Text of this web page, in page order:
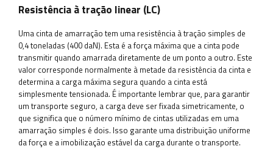
Resistência à tração linear (LC)
Uma cinta de amarração tem uma resistência à tração simples de
0,4 toneladas (400 daN). Esta é a força máxima que a cinta pode
transmitir quando amarrada diretamente de um ponto a outro. Este
valor corresponde normalmente à metade da resistência da cinta e
determina a carga máxima segura quando a cinta está
simplesmente tensionada. É importante lembrar que, para garantir
um transporte seguro, a carga deve ser fixada simetricamente, o
que significa que o número mínimo de cintas utilizadas em uma
amarração simples é dois. Isso garante uma distribuição uniforme
da força e a imobilização estável da carga durante o transporte.